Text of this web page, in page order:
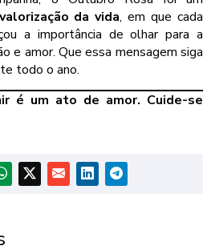
da vida, em que cada
a importância de olhar para a
e amor. Que essa mensagem siga
todo o ano.
é um ato de amor. Cuide-se